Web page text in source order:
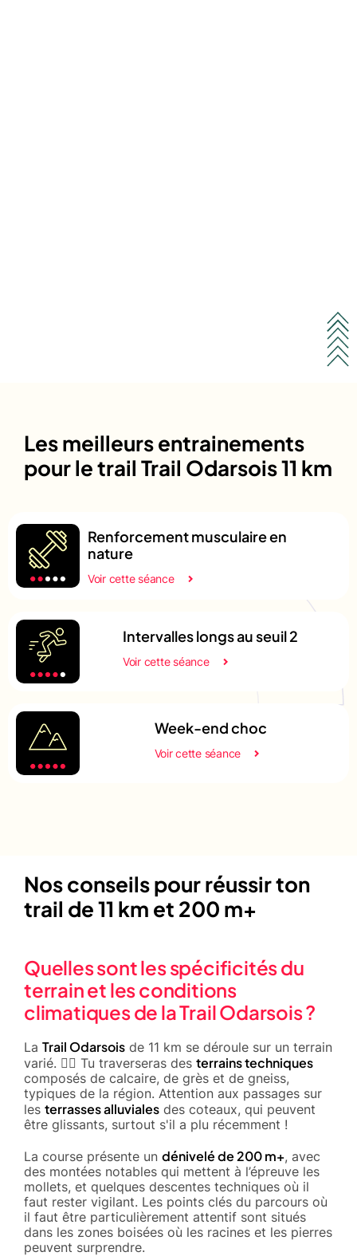
Les meilleurs entrainements
pour le trail Trail Odarsois 11 km
Renforcement musculaire en
nature
Voir cette séance
Intervalles longs au seuil 2
Voir cette séance
Week-end choc
Voir cette séance
Nos conseils pour réussir ton
trail de 11 km et 200 m+
Quelles sont les spécificités du
terrain et les conditions
climatiques de la Trail Odarsois ?
La Trail Odarsois de 11 km se déroule sur un terrain
varié. 🚵‍♂️ Tu traverseras des terrains techniques
composés de calcaire, de grès et de gneiss,
typiques de la région. Attention aux passages sur
les terrasses alluviales des coteaux, qui peuvent
être glissants, surtout s'il a plu récemment !
La course présente un dénivelé de 200 m+, avec
des montées notables qui mettent à l’épreuve les
mollets, et quelques descentes techniques où il
faut rester vigilant. Les points clés du parcours où
il faut être particulièrement attentif sont situés
dans les zones boisées où les racines et les pierres
peuvent surprendre.